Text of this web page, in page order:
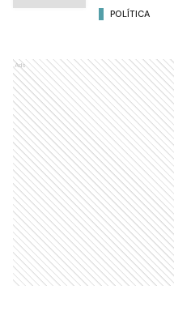
POLÍTICA
Ads